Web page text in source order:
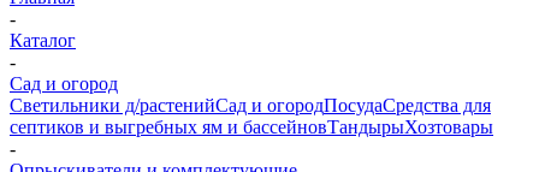
-
Каталог
-
Сад и огород
Светильники д/растенийСад и огородПосудаСредства для
септиков и выгребных ям и бассейновТандырыХозтовары
-